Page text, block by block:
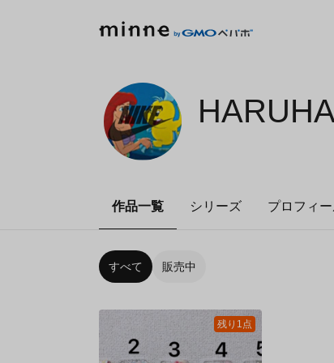
作品一覧 シリーズ プロフィ
すべて 販売中
残り1点